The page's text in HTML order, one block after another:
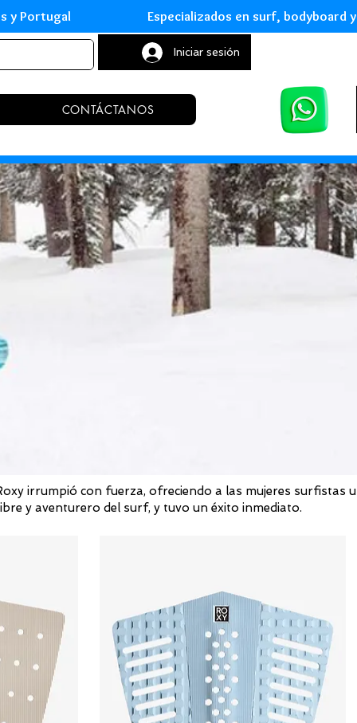
y Portugal Especializados en surf,
Iniciar sesión
CONTÁCTANOS
irrumpió con fuerza, ofreciendo a las mujeres surfistas
y aventurero del surf, y tuvo un éxito inmediato.